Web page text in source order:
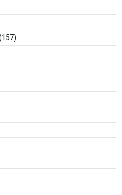
(157)